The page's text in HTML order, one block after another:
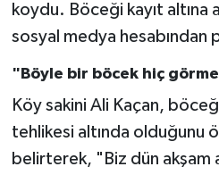
koydu. Böceği kayıt altına
sosyal medya hesabından
"Böyle bir böcek hiç
Köy sakini Ali Kaçan,
tehlikesi altında olduğunu
belirterek, "Biz dün akşam